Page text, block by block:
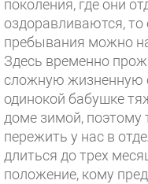
поколения, где они
оздоравливаются, то
пребывания можно
Здесь временно
сложную жизненную
одинокой бабушке
доме зимой,
пережить у нас в
длиться до трех
положение, кому